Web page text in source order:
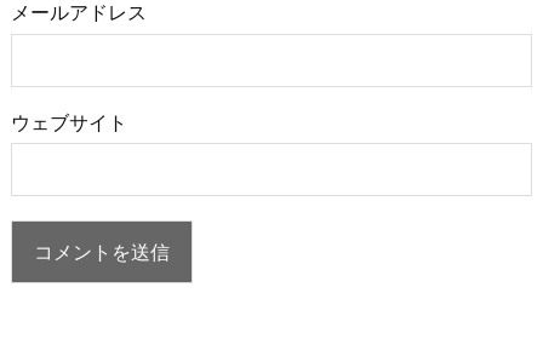
メールアドレス
ウェブサイト